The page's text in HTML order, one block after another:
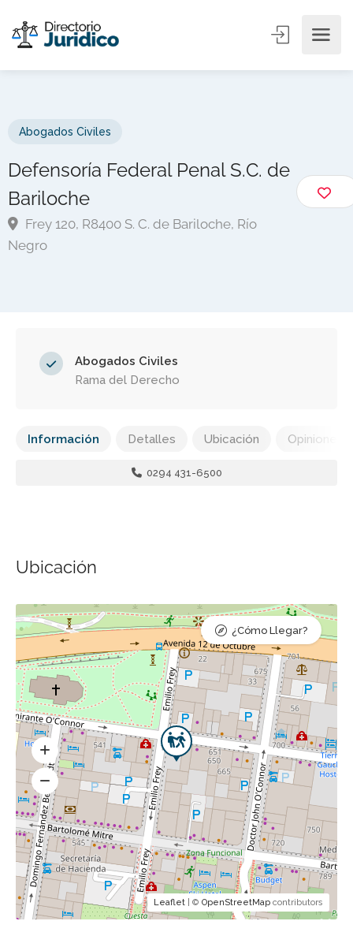
Abogados Civiles
Defensoría Federal Penal S.C. de
Bariloche
Frey 120, R8400 S. C. de Bariloche, Río
Negro
Abogados Civiles
Rama del Derecho
Información Detalles Ubicación Opiniones
0294 431-6500
Ubicación
Leaflet | © OpenStreetMap contributors
¿Cómo Llegar?